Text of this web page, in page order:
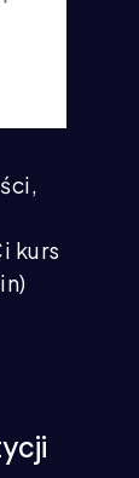
kurs